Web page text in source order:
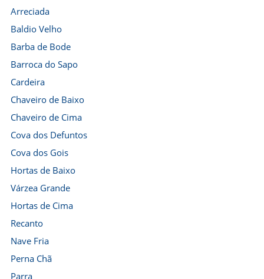
Arreciada
Baldio Velho
Barba de Bode
Barroca do Sapo
Cardeira
Chaveiro de Baixo
Chaveiro de Cima
Cova dos Defuntos
Cova dos Gois
Hortas de Baixo
Várzea Grande
Hortas de Cima
Recanto
Nave Fria
Perna Chã
Parra